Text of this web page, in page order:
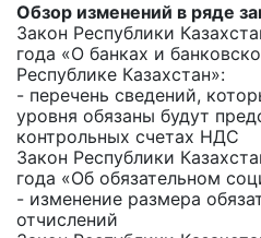
Обзор изменений в ряде
Закон Республики
года «О банках и
Республике Казахстан»:
- перечень сведений,
уровня обязаны будут
контрольных счетах НДС
Закон Республики
года «Об обязательном
- изменение размера
отчислений